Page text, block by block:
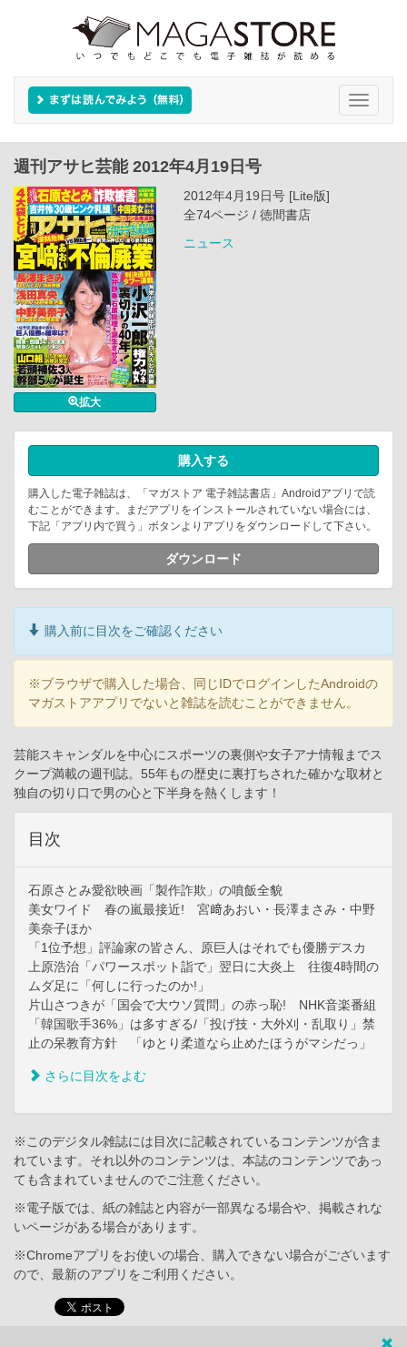
Toggle
週刊アサヒ芸能 2012年4月19日号
拡大
2012年4月19日号 [Lite版]
全74ページ / 徳間書店
ニュース
購入する
購入した電子雑誌は、「マガストア 電子雑誌書店」Androidアプリで読
むことができます。まだアプリをインストールされていない場合には、
下記「アプリ内で買う」ボタンよりアプリをダウンロードして下さい。
ダウンロード
購入前に目次をご確認ください
※ブラウザで購入した場合、同じIDでログインしたAndroidの
マガストアアプリでないと雑誌を読むことができません。
芸能スキャンダルを中心にスポーツの裏側や女子アナ情報までス
クープ満載の週刊誌。55年もの歴史に裏打ちされた確かな取材と
独自の切り口で男の心と下半身を熱くします！
目次
石原さとみ愛欲映画「製作詐欺」の噴飯全貌
美女ワイド 春の嵐最接近! 宮﨑あおい・長澤まさみ・中野
美奈子ほか
「1位予想」評論家の皆さん、原巨人はそれでも優勝デスカ
上原浩治「パワースポット詣で」翌日に大炎上 往復4時間の
ムダ足に「何しに行ったのか!」
片山さつきが「国会で大ウソ質問」の赤っ恥! NHK音楽番組
「韓国歌手36%」は多すぎる/「投げ技・大外刈・乱取り」禁
止の呆教育方針 「ゆとり柔道なら止めたほうがマシだっ」
さらに目次をよむ
※このデジタル雑誌には目次に記載されているコンテンツが含ま
れています。それ以外のコンテンツは、本誌のコンテンツであっ
ても含まれていませんのでご注意ください。
※電子版では、紙の雑誌と内容が一部異なる場合や、掲載されな
いページがある場合があります。
※Chromeアプリをお使いの場合、購入できない場合がございます
ので、最新のアプリをご利用ください。